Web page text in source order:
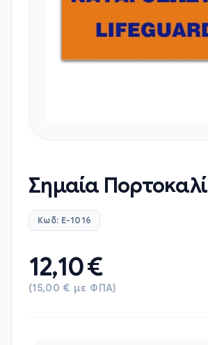
Σημαία Πορτοκαλί
Κωδ: E-1016
12,10€
(15,00 € με ΦΠΑ)